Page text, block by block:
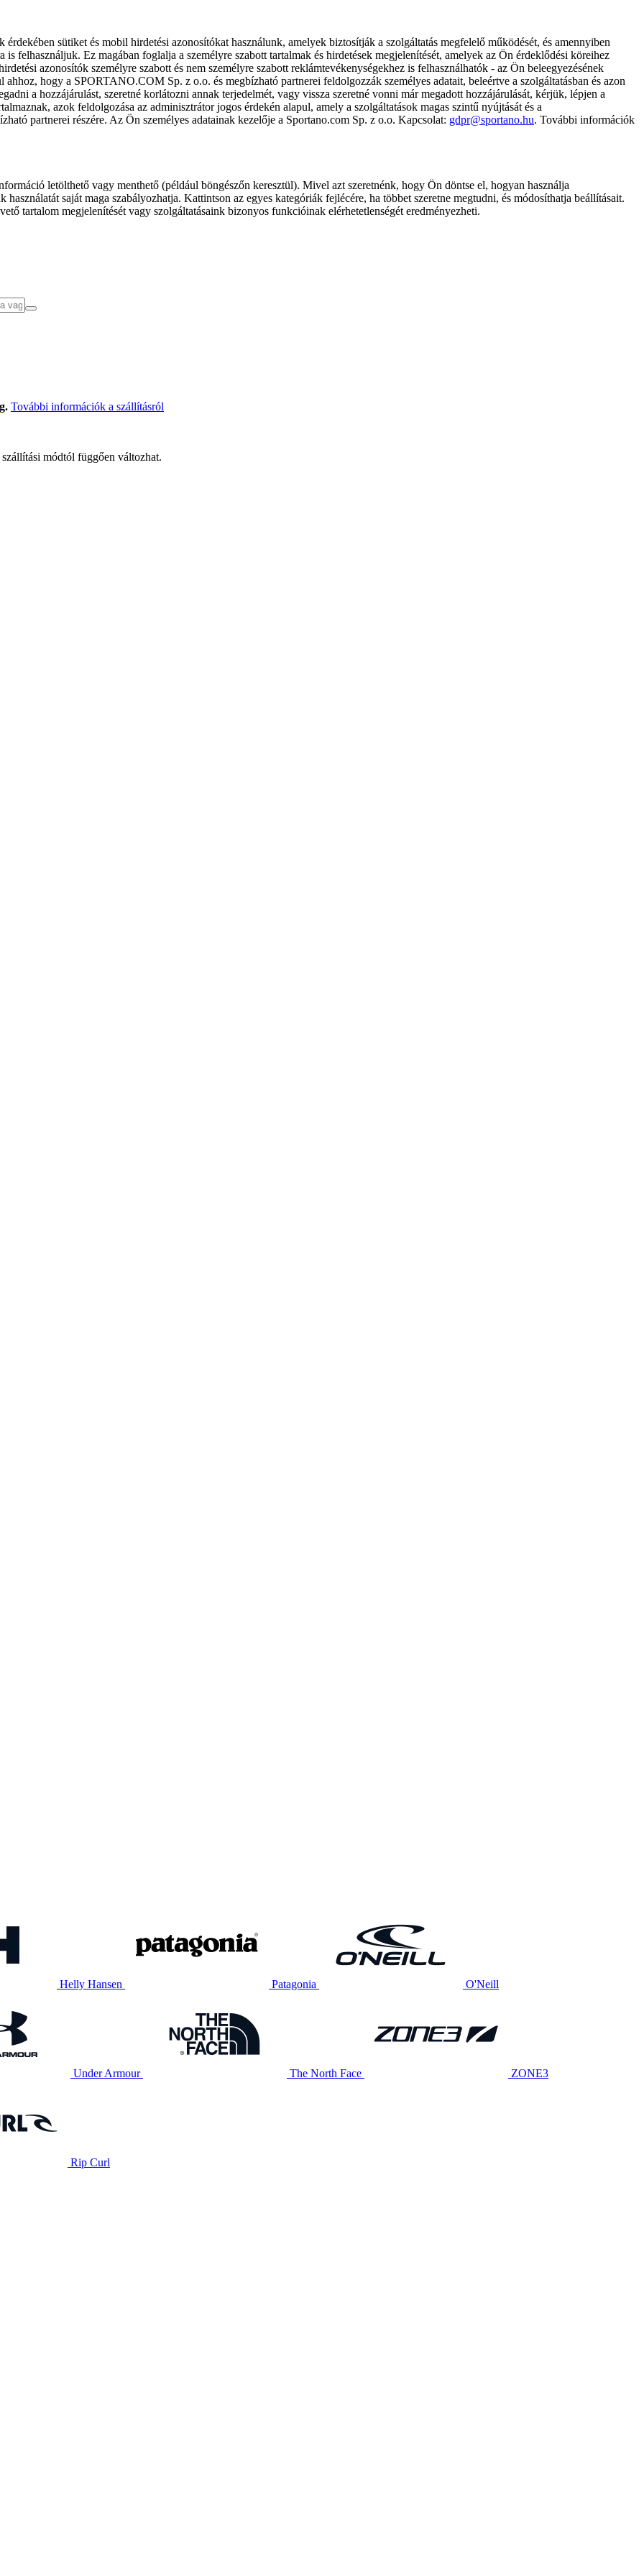
sütiket és mobil hirdetési azonosítókat használunk, amelyek biztosítják a szolgáltatás megfelelő működését, és amennyiben
is felhasználjuk. Ez magában foglalja a személyre szabott tartalmak és hirdetések megjelenítését, amelyek az Ön érdeklődési köreihez
azonosítók személyre szabott és nem személyre szabott reklámtevékenységekhez is felhasználhatók - az Ön beleegyezésének
hogy a SPORTANO.COM Sp. z o.o. és megbízható partnerei feldolgozzák személyes adatait, beleértve a szolgáltatásban és azon
a hozzájárulást, szeretné korlátozni annak terjedelmét, vagy vissza szeretné vonni már megadott hozzájárulását, kérjük, lépjen a
azok feldolgozása az adminisztrátor jogos érdekén alapul, amely a szolgáltatások magas szintű nyújtását és a
partnerei részére. Az Ön személyes adatainak kezelője a Sportano.com Sp. z o.o. Kapcsolat: gdpr@sportano.hu. További információk
letölthető vagy menthető (például böngészőn keresztül). Mivel azt szeretnénk, hogy Ön döntse el, hogyan használja
saját maga szabályozhatja. Kattintson az egyes kategóriák fejlécére, ha többet szeretne megtudni, és módosíthatja beállításait.
tartalom megjelenítését vagy szolgáltatásaink bizonyos funkcióinak elérhetetlenségét eredményezheti.
További információk a szállításról
módtól függően változhat.
Helly Hansen Patagonia O'Neill
Under Armour The North Face ZONE3
Rip Curl